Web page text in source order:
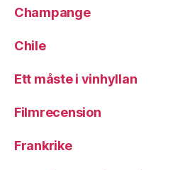
Champange
Chile
Ett måste i vinhyllan
Filmrecension
Frankrike